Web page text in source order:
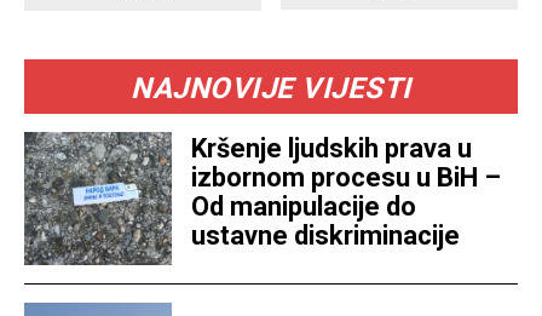
NAJNOVIJE VIJESTI
Kršenje ljudskih prava u
izbornom procesu u BiH –
Od manipulacije do
ustavne diskriminacije